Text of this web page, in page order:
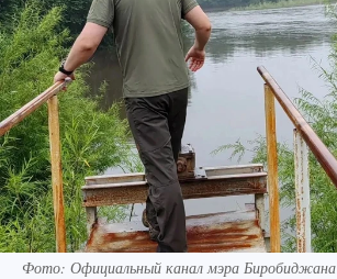
Фото: Официальный канал мэра Биробиджана